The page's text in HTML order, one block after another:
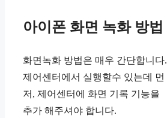
아이폰 화면 녹화 방법
화면녹화 방법은 매우 간단합니다.
제어센터에서 실행할수 있는데 먼
저, 제어센터에 화면 기록 기능을
추가 해주셔야 합니다.